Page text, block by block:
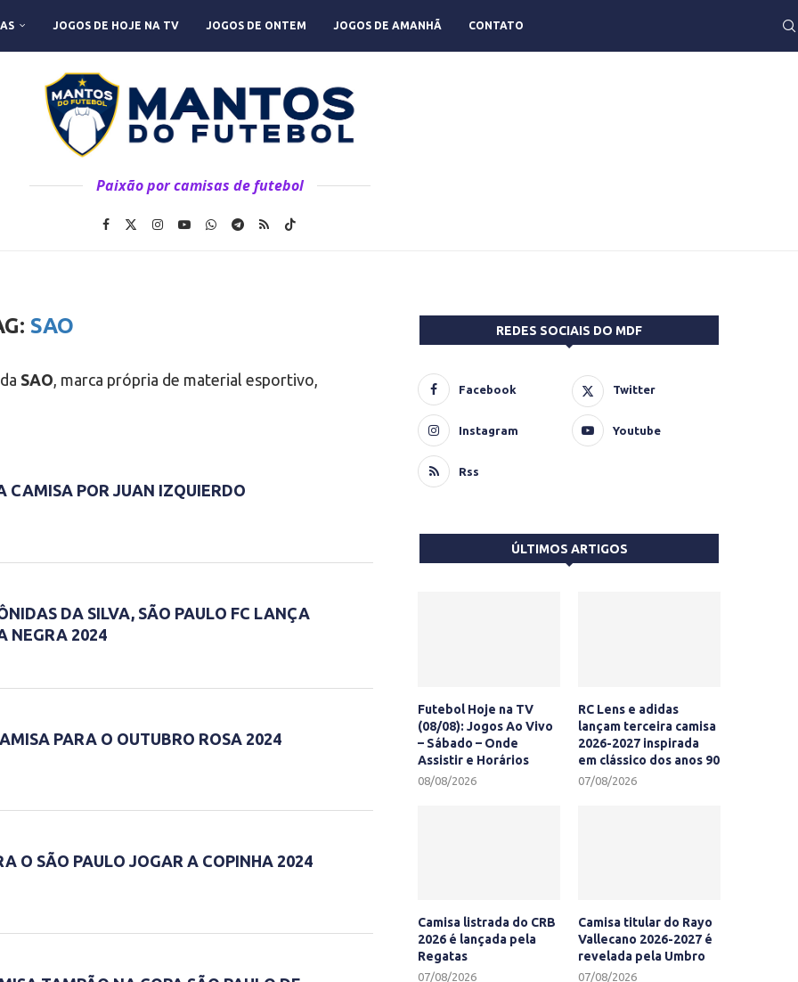
JOGOS DE HOJE NA TV JOGOS DE ONTEM JOGOS DE AMANHÃ CONTATO
Paixão por camisas de futebol
SAO
SAO, marca própria de material esportivo,
CAMISA POR JUAN IZQUIERDO
DA SILVA, SÃO PAULO FC LANÇA
NEGRA 2024
PARA O OUTUBRO ROSA 2024
O SÃO PAULO JOGAR A COPINHA 2024
REDES SOCIAIS DO MDF
Facebook Twitter
Instagram Youtube
Rss
ÚLTIMOS ARTIGOS
Futebol Hoje na TV
(08/08): Jogos Ao Vivo
– Sábado – Onde
Assistir e Horários
08/08/2026
RC Lens e adidas
lançam terceira camisa
2026-2027 inspirada
em clássico dos anos 90
07/08/2026
Camisa listrada do CRB
2026 é lançada pela
Regatas
07/08/2026
Camisa titular do Rayo
Vallecano 2026-2027 é
revelada pela Umbro
07/08/2026